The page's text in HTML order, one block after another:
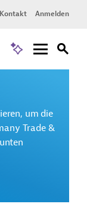
Kontakt Anmelden
um die
Trade &